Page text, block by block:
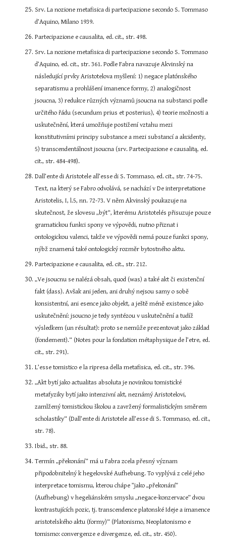
Srv. La nozione metafisica di partecipazione secondo S. Tommaso
d’Aquino, Milano 1939.
Partecipazione e causalita, ed. cit., str. 498.
Srv. La nozione metafisica di partecipazione secondo S. Tommaso
d’Aquino, ed. cit., str. 361. Podle Fabra navazuje Akvinský na
následující prvky Aristotelova myšlení: 1) negace platónského
separatismu a prohlášení imanence formy, 2) analogičnost
jsoucna, 3) redukce různých významů jsoucna na substanci podle
určitého řádu (secundum prius et posterius), 4) teorie možnosti a
uskutečnění, která umožňuje postižení vztahu mezi
konstitutivními principy substance a mezi substancí a akcidenty,
5) transcendentálnost jsoucna (srv. Partecipazione e causalitą, ed.
cit., str. 484-498).
Dall’ente di Aristotele all’esse di S. Tommaso, ed. cit., str. 74-75.
Text, na který se Fabro odvolává, se nachází v De interpretatione
Aristotelis, I, l.5, nn. 72-73. V něm Akvinský poukazuje na
skutečnost, že slovesu „být“, kterému Aristotelés přisuzuje pouze
gramatickou funkci spony ve výpovědi, nutno přiznat i
ontologickou valenci, takže ve výpovědi nemá pouze funkci spony,
nýbž znamená také ontologický rozměr bytostného aktu.
Partecipazione e causalita, ed. cit., str. 212.
„Ve jsoucnu se nalézá obsah, quod (was) a také akt či existenční
fakt (dass). Avšak ani jeden, ani druhý nejsou samy o sobě
konsistentní, ani esence jako objekt, a ještě méně existence jako
uskutečnění: jsoucno je tedy syntézou v uskutečnění a tudíž
výsledkem (un résultat): proto se nemůže prezentovat jako základ
(fondement).“ (Notes pour la fondation métaphysique de l’etre, ed.
cit., str. 291).
L’esse tomistico e la ripresa della metafisica, ed. cit., str. 396.
„Akt bytí jako actualitas absoluta je novinkou tomistické
metafyziky bytí jako intenzivní akt, neznámý Aristotelovi,
zamlžený tomistickou školou a zavržený formalistickým směrem
scholastiky“ (Dall’ente di Aristotele all’esse di S. Tommaso, ed. cit.,
str. 78).
Ibid., str. 88.
Termín „překonání“ má u Fabra zcela přesný význam
připodobnitelný k hegelovské Aufhebung. To vyplývá z celé jeho
interpretace tomismu, kterou chápe ”jako „překonání”
(Aufhebung) v hegeliánském smyslu „negace-konzervace” dvou
kontrastujících pozic, tj. transcendence platonské Ideje a imanence
aristotelského aktu (formy)“ (Platonismo, Neoplatonismo e
tomismo: convergenze e divergenze, ed. cit., str. 450).